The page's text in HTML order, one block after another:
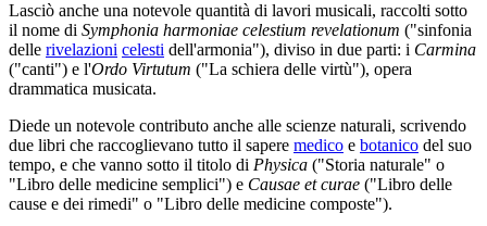
Lasciò anche una notevole quantità di lavori musicali, raccolti sotto
il nome di Symphonia harmoniae celestium revelationum ("sinfonia
delle rivelazioni celesti dell'armonia"), diviso in due parti: i Carmina
("canti") e l'Ordo Virtutum ("La schiera delle virtù"), opera
drammatica musicata.
Diede un notevole contributo anche alle scienze naturali, scrivendo
due libri che raccoglievano tutto il sapere medico e botanico del suo
tempo, e che vanno sotto il titolo di Physica ("Storia naturale" o
"Libro delle medicine semplici") e Causae et curae ("Libro delle
cause e dei rimedi" o "Libro delle medicine composte").